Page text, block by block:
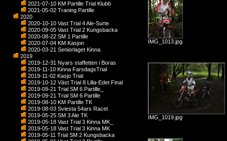
2021-07-10 KM Partille Trial Klubb
2021-05-02 Traning Partille
2020
2020-10-10 Vast Trial 4 Ale-Surte
2020-09-05 Vast Trial 2 Kungsbacka
2020-08-22 SM 1 Partille
2020-07-04 KM Kasjon
2020-03-21 Seniorlaget Kinna
2019
2019-12-31 Nyars staffetten i Boras
2019-11-10 Kinna FarsdagsTrial
2019-11-02 Kasjo Trial
2019-10-12 Väst Trial 8 Lilla-Edet Final
2019-09-21 Trial SM 6 Partille_
2019-09-21 Trial SM 6 Partille
2019-08-10 KM Partille TK
2019-08-03 Sviesta 54ars Racet
2019-05-25 SM 3 Ale TK
2019-05-18 Vast Trial 3 Kinna MK_
2019-05-18 Vast Trial 3 Kinna MK
2019-05-11 Trial SM 2 Kungsbacka
IMG_1013.jpg
IMG_1019.jpg